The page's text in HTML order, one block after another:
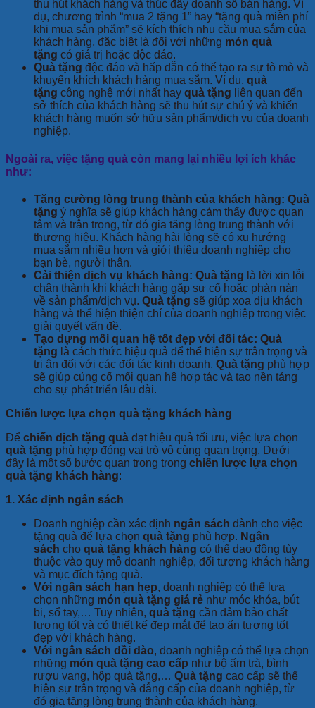
thu hút khách hàng và thúc đẩy doanh số bán hàng. Ví
dụ, chương trình “mua 2 tặng 1” hay “tặng quà miễn phí
khi mua sản phẩm” sẽ kích thích nhu cầu mua sắm của
khách hàng, đặc biệt là đối với những món quà
tặng có giá trị hoặc độc đáo.
Quà tặng độc đáo và hấp dẫn có thể tạo ra sự tò mò và
khuyến khích khách hàng mua sắm. Ví dụ, quà
tặng công nghệ mới nhất hay quà tặng liên quan đến
sở thích của khách hàng sẽ thu hút sự chú ý và khiến
khách hàng muốn sở hữu sản phẩm/dịch vụ của doanh
nghiệp.
Ngoài ra, việc tặng quà còn mang lại nhiều lợi ích khác
như:
Tăng cường lòng trung thành của khách hàng: Quà
tặng ý nghĩa sẽ giúp khách hàng cảm thấy được quan
tâm và trân trọng, từ đó gia tăng lòng trung thành với
thương hiệu. Khách hàng hài lòng sẽ có xu hướng
mua sắm nhiều hơn và giới thiệu doanh nghiệp cho
bạn bè, người thân.
Cải thiện dịch vụ khách hàng: Quà tặng là lời xin lỗi
chân thành khi khách hàng gặp sự cố hoặc phàn nàn
về sản phẩm/dịch vụ. Quà tặng sẽ giúp xoa dịu khách
hàng và thể hiện thiện chí của doanh nghiệp trong việc
giải quyết vấn đề.
Tạo dựng mối quan hệ tốt đẹp với đối tác: Quà
tặng là cách thức hiệu quả để thể hiện sự trân trọng và
tri ân đối với các đối tác kinh doanh. Quà tặng phù hợp
sẽ giúp củng cố mối quan hệ hợp tác và tạo nền tảng
cho sự phát triển lâu dài.
Chiến lược lựa chọn quà tặng khách hàng
Để chiến dịch tặng quà đạt hiệu quả tối ưu, việc lựa chọn
quà tặng phù hợp đóng vai trò vô cùng quan trọng. Dưới
đây là một số bước quan trọng trong chiến lược lựa chọn
quà tặng khách hàng:
1. Xác định ngân sách
Doanh nghiệp cần xác định ngân sách dành cho việc
tặng quà để lựa chọn quà tặng phù hợp. Ngân
sách cho quà tặng khách hàng có thể dao động tùy
thuộc vào quy mô doanh nghiệp, đối tượng khách hàng
và mục đích tặng quà.
Với ngân sách hạn hẹp, doanh nghiệp có thể lựa
chọn những món quà tặng giá rẻ như móc khóa, bút
bi, sổ tay,… Tuy nhiên, quà tặng cần đảm bảo chất
lượng tốt và có thiết kế đẹp mắt để tạo ấn tượng tốt
đẹp với khách hàng.
Với ngân sách dồi dào, doanh nghiệp có thể lựa chọn
những món quà tặng cao cấp như bộ ấm trà, bình
rượu vang, hộp quà tặng,… Quà tặng cao cấp sẽ thể
hiện sự trân trọng và đẳng cấp của doanh nghiệp, từ
đó gia tăng lòng trung thành của khách hàng.